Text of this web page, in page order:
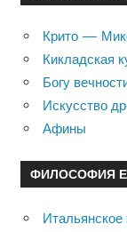
Крито —
Кикладская
Богу
Искусство
Афины
ФИЛОСОФИЯ